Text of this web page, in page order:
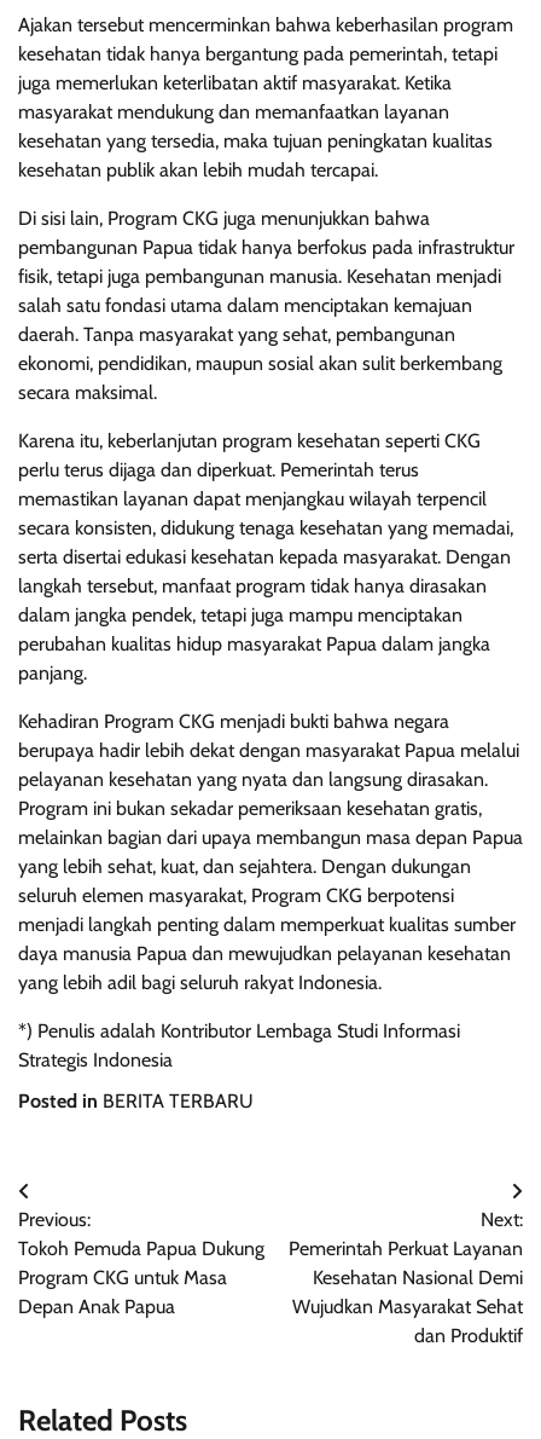
Ajakan tersebut mencerminkan bahwa keberhasilan program
kesehatan tidak hanya bergantung pada pemerintah, tetapi
juga memerlukan keterlibatan aktif masyarakat. Ketika
masyarakat mendukung dan memanfaatkan layanan
kesehatan yang tersedia, maka tujuan peningkatan kualitas
kesehatan publik akan lebih mudah tercapai.
Di sisi lain, Program CKG juga menunjukkan bahwa
pembangunan Papua tidak hanya berfokus pada infrastruktur
fisik, tetapi juga pembangunan manusia. Kesehatan menjadi
salah satu fondasi utama dalam menciptakan kemajuan
daerah. Tanpa masyarakat yang sehat, pembangunan
ekonomi, pendidikan, maupun sosial akan sulit berkembang
secara maksimal.
Karena itu, keberlanjutan program kesehatan seperti CKG
perlu terus dijaga dan diperkuat. Pemerintah terus
memastikan layanan dapat menjangkau wilayah terpencil
secara konsisten, didukung tenaga kesehatan yang memadai,
serta disertai edukasi kesehatan kepada masyarakat. Dengan
langkah tersebut, manfaat program tidak hanya dirasakan
dalam jangka pendek, tetapi juga mampu menciptakan
perubahan kualitas hidup masyarakat Papua dalam jangka
panjang.
Kehadiran Program CKG menjadi bukti bahwa negara
berupaya hadir lebih dekat dengan masyarakat Papua melalui
pelayanan kesehatan yang nyata dan langsung dirasakan.
Program ini bukan sekadar pemeriksaan kesehatan gratis,
melainkan bagian dari upaya membangun masa depan Papua
yang lebih sehat, kuat, dan sejahtera. Dengan dukungan
seluruh elemen masyarakat, Program CKG berpotensi
menjadi langkah penting dalam memperkuat kualitas sumber
daya manusia Papua dan mewujudkan pelayanan kesehatan
yang lebih adil bagi seluruh rakyat Indonesia.
*) Penulis adalah Kontributor Lembaga Studi Informasi
Strategis Indonesia
Posted in BERITA TERBARU
Post
navigation
Previous:
Tokoh Pemuda Papua Dukung
Program CKG untuk Masa
Depan Anak Papua
Next:
Pemerintah Perkuat Layanan
Kesehatan Nasional Demi
Wujudkan Masyarakat Sehat
dan Produktif
Related Posts